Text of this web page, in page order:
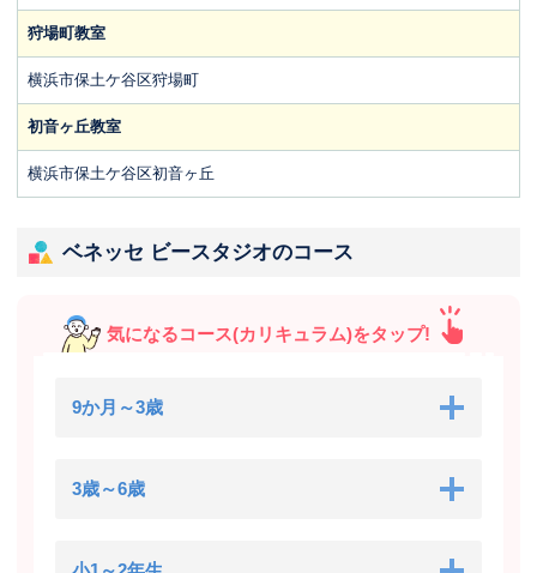
狩場町教室
横浜市保土ケ谷区狩場町
初音ヶ丘教室
横浜市保土ケ谷区初音ヶ丘
ベネッセ ビースタジオのコース
気になるコース(カリキュラム)をタップ!
9か月～3歳
3歳～6歳